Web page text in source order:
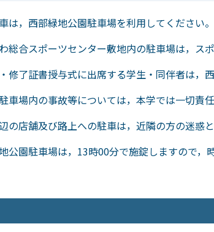
は，西部緑地公園駐車場を利用してください。
総合スポーツセンター敷地内の駐車場は，ス
修了証書授与式に出席する学生・同伴者は，
車場内の事故等については，本学では一切責
の店舗及び路上への駐車は，近隣の方の迷惑
公園駐車場は，13時00分で施錠しますので，